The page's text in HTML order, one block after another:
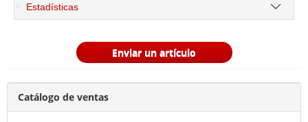
Estadísticas
Enviar un artículo
Catálogo de ventas